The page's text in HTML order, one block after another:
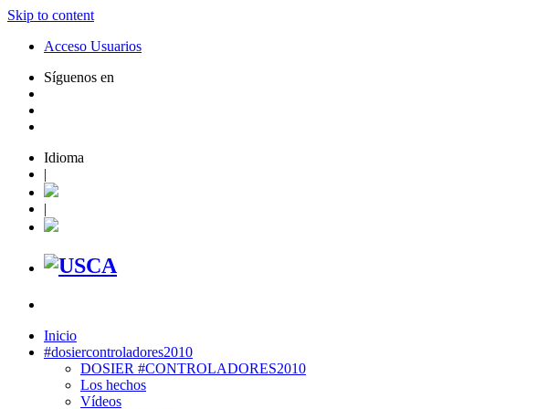
Skip to content
Acceso Usuarios
Síguenos en
Idioma
|
|
Inicio
#dosiercontroladores2010
DOSIER #CONTROLADORES2010
Los hechos
Vídeos